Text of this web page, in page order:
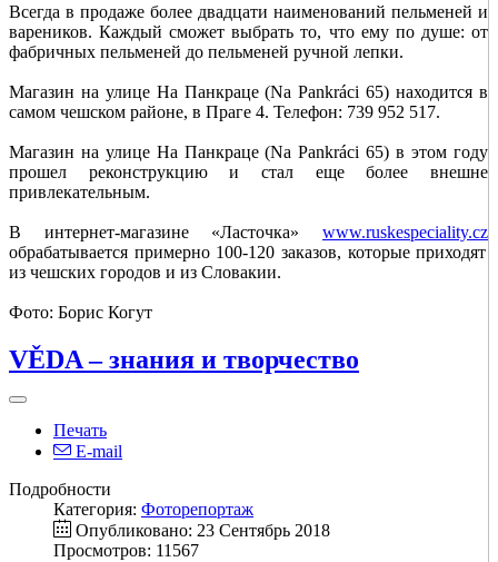
Всегда в продаже более двадцати наименований пельменей и
вареников. Каждый сможет выбрать то, что ему по душе: от
фабричных пельменей до пельменей ручной лепки.
Магазин на улице На Панкраце (Na Pankráci 65) находится в
самом чешском районе, в Праге 4. Телефон: 739 952 517.
Магазин на улице На Панкраце (Na Pankráci 65) в этом году
прошел реконструкцию и стал еще более внешне
привлекательным.
В интернет-магазине «Ласточка» www.ruskespeciality.cz
обрабатывается примерно 100-120 заказов, которые приходят
из чешских городов и из Словакии.
Фото: Борис Когут
VĚDA – знания и творчество
Печать
E-mail
Подробности
Категория: Фоторепортаж
Опубликовано: 23 Сентябрь 2018
Просмотров: 11567